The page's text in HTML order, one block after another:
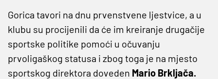
Gorica tavori na dnu prvenstvene ljestvice, a u
klubu su procijenili da će im kreiranje drugačije
sportske politike pomoći u očuvanju
prvoligaškog statusa i zbog toga je na mjesto
sportskog direktora doveden Mario Brkljača.